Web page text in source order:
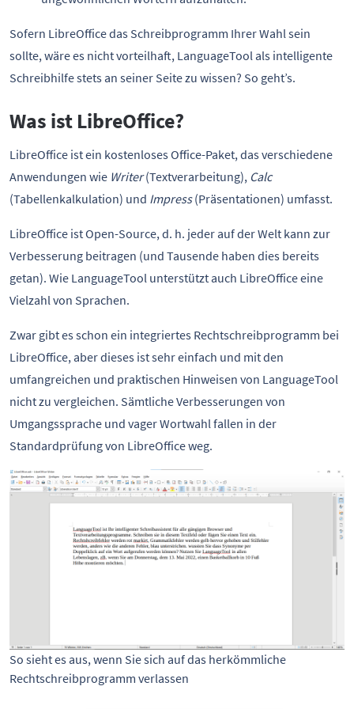
Sofern LibreOffice das Schreibprogramm Ihrer Wahl sein
sollte, wäre es nicht vorteilhaft, LanguageTool als intelligente
Schreibhilfe stets an seiner Seite zu wissen? So geht’s.
Was ist LibreOffice?
LibreOffice ist ein kostenloses Office-Paket, das verschiedene
Anwendungen wie Writer(Textverarbeitung), Calc
(Tabellenkalkulation) und Impress(Präsentationen) umfasst.
LibreOffice ist Open-Source, d. h. jeder auf der Welt kann zur
Verbesserung beitragen (und Tausende haben dies bereits
getan). Wie LanguageTool unterstützt auch LibreOffice eine
Vielzahl von Sprachen.
Zwar gibt es schon ein integriertes Rechtschreibprogramm bei
LibreOffice, aber dieses ist sehr einfach und mit den
umfangreichen und praktischen Hinweisen von LanguageTool
nicht zu vergleichen. Sämtliche Verbesserungen von
Umgangssprache und vager Wortwahl fallen in der
Standardprüfung von LibreOffice weg.
So sieht es aus, wenn Sie sich auf das herkömmliche
Rechtschreibprogramm verlassen